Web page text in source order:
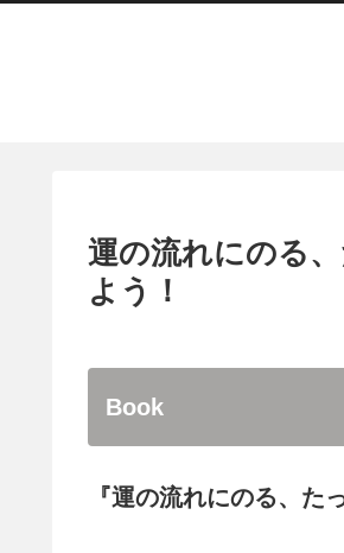
運の流れにのる
よう！
Book
『運の流れにのる、た